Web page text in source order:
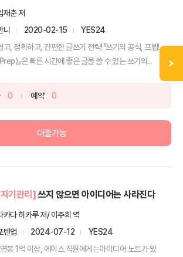
재춘 저
니
2020-02-15
YES24
고, 정확하고, 간편한 글쓰기 전략!『쓰기의 공식, 프렙!
』은 빠른 시간에 좋은 글을 쓸 수 있는 쓰기의...
0 예약 0
대출가능
기관리] 쓰지 않으면 아이디어는 사라진다
카다 히카루 저/ 이주희 역
텐업
2024-07-12
YES24
봉 1억 이상, 에이스 직원에게는아이디어 노트가 있